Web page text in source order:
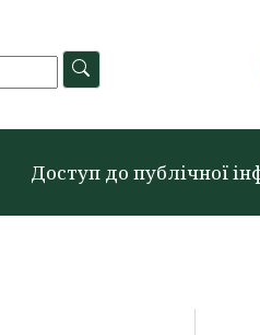
Доступ до публічної